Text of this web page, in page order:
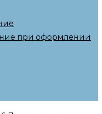
при оформлении